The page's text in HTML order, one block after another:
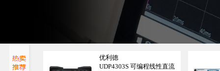
优利德
UDP4303S 可编程线性直流